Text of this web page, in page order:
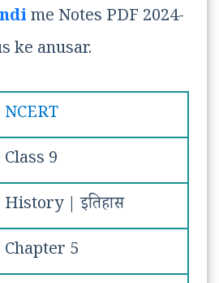
me Notes PDF 2024-
ke anusar.
NCERT
Class 9
History | इतिहास
Chapter 5